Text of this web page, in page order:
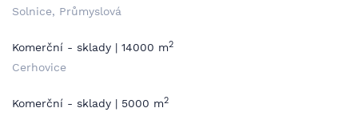
Solnice, Průmyslová
Komerční - sklady | 14000 m2
Cerhovice
Komerční - sklady | 5000 m2